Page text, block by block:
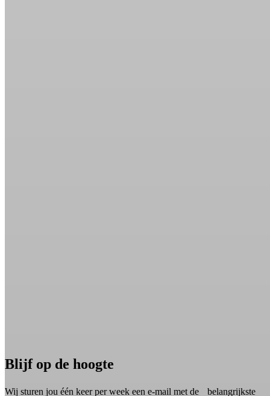
Blijf op de hoogte
Wij sturen jou één keer per week een e-mail met de belangrijkste